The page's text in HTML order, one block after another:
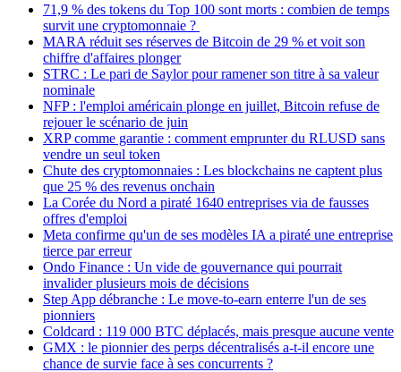
71,9 % des tokens du Top 100 sont morts : combien de temps
survit une cryptomonnaie ?
MARA réduit ses réserves de Bitcoin de 29 % et voit son
chiffre d'affaires plonger
STRC : Le pari de Saylor pour ramener son titre à sa valeur
nominale
NFP : l'emploi américain plonge en juillet, Bitcoin refuse de
rejouer le scénario de juin
XRP comme garantie : comment emprunter du RLUSD sans
vendre un seul token
Chute des cryptomonnaies : Les blockchains ne captent plus
que 25 % des revenus onchain
La Corée du Nord a piraté 1640 entreprises via de fausses
offres d'emploi
Meta confirme qu'un de ses modèles IA a piraté une entreprise
tierce par erreur
Ondo Finance : Un vide de gouvernance qui pourrait
invalider plusieurs mois de décisions
Step App débranche : Le move-to-earn enterre l'un de ses
pionniers
Coldcard : 119 000 BTC déplacés, mais presque aucune vente
GMX : le pionnier des perps décentralisés a-t-il encore une
chance de survie face à ses concurrents ?